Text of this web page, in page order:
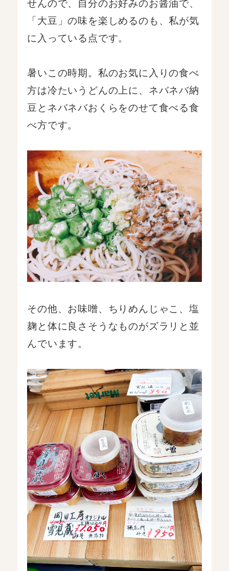
「大豆」の味を楽しめるのも、私が気
に入っている点です。
暑いこの時期。私のお気に入りの食べ
方は冷たいうどんの上に、ネバネバ納
豆とネバネバおくらをのせて食べる食
べ方です。
その他、お味噌、ちりめんじゃこ、塩
麹と体に良さそうなものがズラリと並
んでいます。